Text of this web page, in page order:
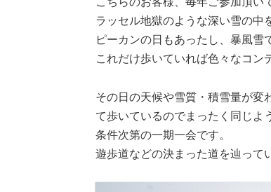
ラッセル地獄のような深い雪の
ピーカンの日もあったし、暴風雪
これだけ歩いていれば色々なコ
その日の天候や雪質・積雪量が変
て歩いているのでまったく同じよ
条件次第の一期一会です。
遊歩道などの決まった道を辿って